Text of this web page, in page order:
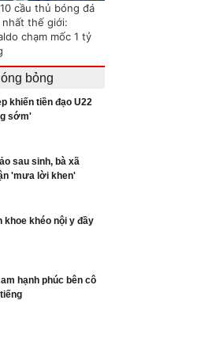
cầu thủ bóng đá
nhất thế giới:
chạm mốc 1 tỷ
bỏng
khiến tiền đạo U22
sớm'
sau sinh, bà xã
'mưa lời khen'
khoe khéo nội y đầy
hạnh phúc bên cô